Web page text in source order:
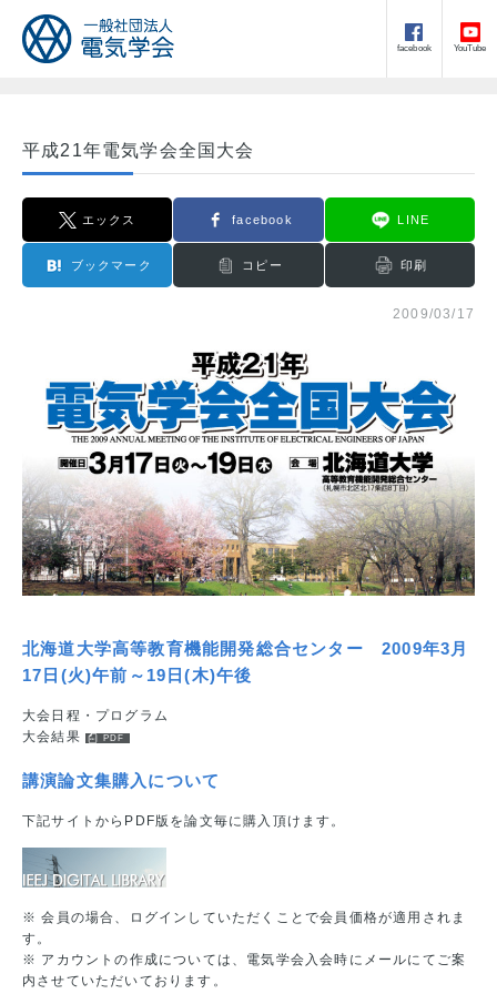
facebook YouTube
平成21年電気学会全国大会
エックス facebook LINE
ブックマーク コピー 印刷
2009/03/17
北海道大学高等教育機能開発総合センター 2009年3月
17日(火)午前～19日(木)午後
大会日程・プログラム
大会結果
講演論文集購入について
下記サイトからPDF版を論文毎に購入頂けます。
※ 会員の場合、ログインしていただくことで会員価格が適用されま
す。
※ アカウントの作成については、電気学会入会時にメールにてご案
内させていただいております。